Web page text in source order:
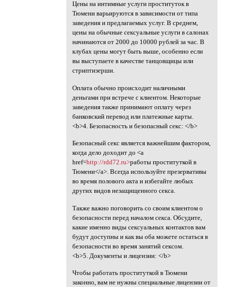
Цены на интимные услуги проституток в
Тюмени варьируются в зависимости от типа
заведения и предлагаемых услуг. В среднем,
цены на обычные сексуальные услуги в салонах
начинаются от 2000 до 10000 рублей за час. В
клубах цены могут быть выше, особенно если
вы выступаете в качестве танцовщицы или
стриптизерши.
Оплата обычно происходит наличными
деньгами при встрече с клиентом. Некоторые
заведения также принимают оплату через
банковский перевод или платежные карты.
<b>4. Безопасность и безопасный секс: </b>
Безопасный секс является важнейшим фактором,
когда дело доходит до <a
href=http://rdd72.ru>работы проституткой в
Тюмени</a>. Всегда используйте презервативы
во время полового акта и избегайте любых
других видов незащищенного секса.
Также важно поговорить со своим клиентом о
безопасности перед началом секса. Обсудите,
какие именно виды сексуальных контактов вам
будут доступны и как вы оба можете остаться в
безопасности во время занятий сексом.
<b>5. Документы и лицензии: </b>
Чтобы работать проституткой в Тюмени
законно, вам не нужны специальные лицензии от